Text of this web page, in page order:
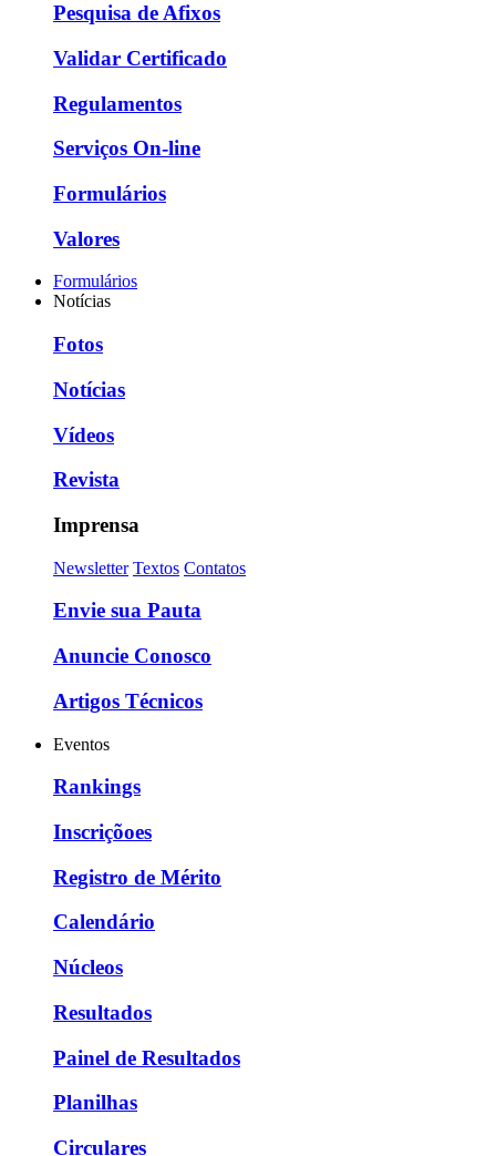
Pesquisa de Afixos
Validar Certificado
Regulamentos
Serviços On-line
Formulários
Valores
Formulários
Notícias
Fotos
Notícias
Vídeos
Revista
Imprensa
Newsletter Textos Contatos
Envie sua Pauta
Anuncie Conosco
Artigos Técnicos
Eventos
Rankings
Inscriçõoes
Registro de Mérito
Calendário
Núcleos
Resultados
Painel de Resultados
Planilhas
Circulares